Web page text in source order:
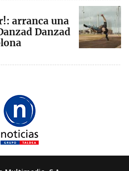
arranca una
Danzad